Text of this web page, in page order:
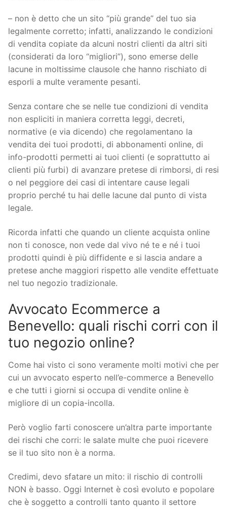
– non è detto che un sito “più grande” del tuo sia
legalmente corretto; infatti, analizzando le condizioni
di vendita copiate da alcuni nostri clienti da altri siti
(considerati da loro “migliori”), sono emerse delle
lacune in moltissime clausole che hanno rischiato di
esporli a multe veramente pesanti.
Senza contare che se nelle tue condizioni di vendita
non espliciti in maniera corretta leggi, decreti,
normative (e via dicendo) che regolamentano la
vendita dei tuoi prodotti, di abbonamenti online, di
info-prodotti permetti ai tuoi clienti (e soprattutto ai
clienti più furbi) di avanzare pretese di rimborsi, di resi
o nel peggiore dei casi di intentare cause legali
proprio perché tu hai delle lacune dal punto di vista
legale.
Ricorda infatti che quando un cliente acquista online
non ti conosce, non vede dal vivo né te e né i tuoi
prodotti quindi è più diffidente e si lascia andare a
pretese anche maggiori rispetto alle vendite effettuate
nel tuo negozio tradizionale.
Avvocato Ecommerce a
Benevello: quali rischi corri con il
tuo negozio online?
Come hai visto ci sono veramente molti motivi che per
cui un avvocato esperto nell’e-commerce a Benevello
e che tutti i giorni si occupa di vendite online è
migliore di un copia-incolla.
Però voglio farti conoscere un’altra parte importante
dei rischi che corri: le salate multe che puoi ricevere
se il tuo sito non è a norma.
Credimi, devo sfatare un mito: il rischio di controlli
NON è basso. Oggi Internet è così evoluto e popolare
che è soggetto a controlli tanto quanto il settore